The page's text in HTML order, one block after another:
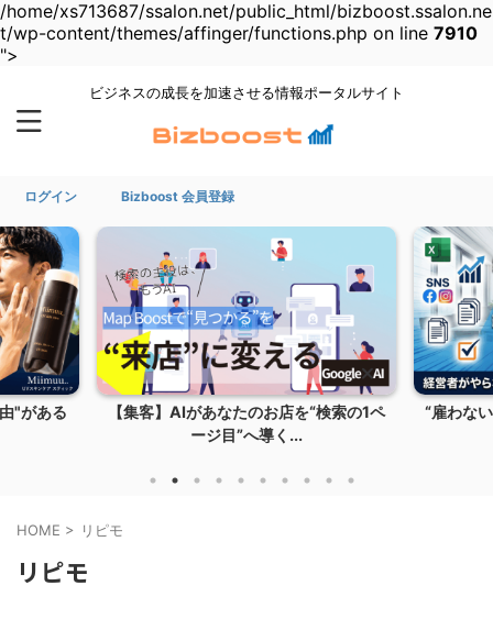
/home/xs713687/ssalon.net/public_html/bizboost.ssalon.ne
t/wp-content/themes/affinger/functions.php on line 7910
">
ビジネスの成長を加速させる情報ポータルサイト
ログイン Bizboost 会員登録
"がある
【集客】AIがあなたのお店を“検索の1ペ
ージ目”へ導く...
“雇わな
HOME > リピモ
リピモ